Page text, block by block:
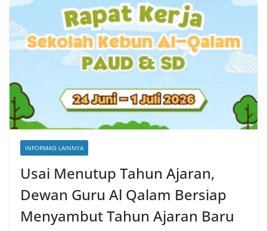
INFORMASI LAINNYA
Usai Menutup Tahun Ajaran,
Dewan Guru Al Qalam Bersiap
Menyambut Tahun Ajaran Baru